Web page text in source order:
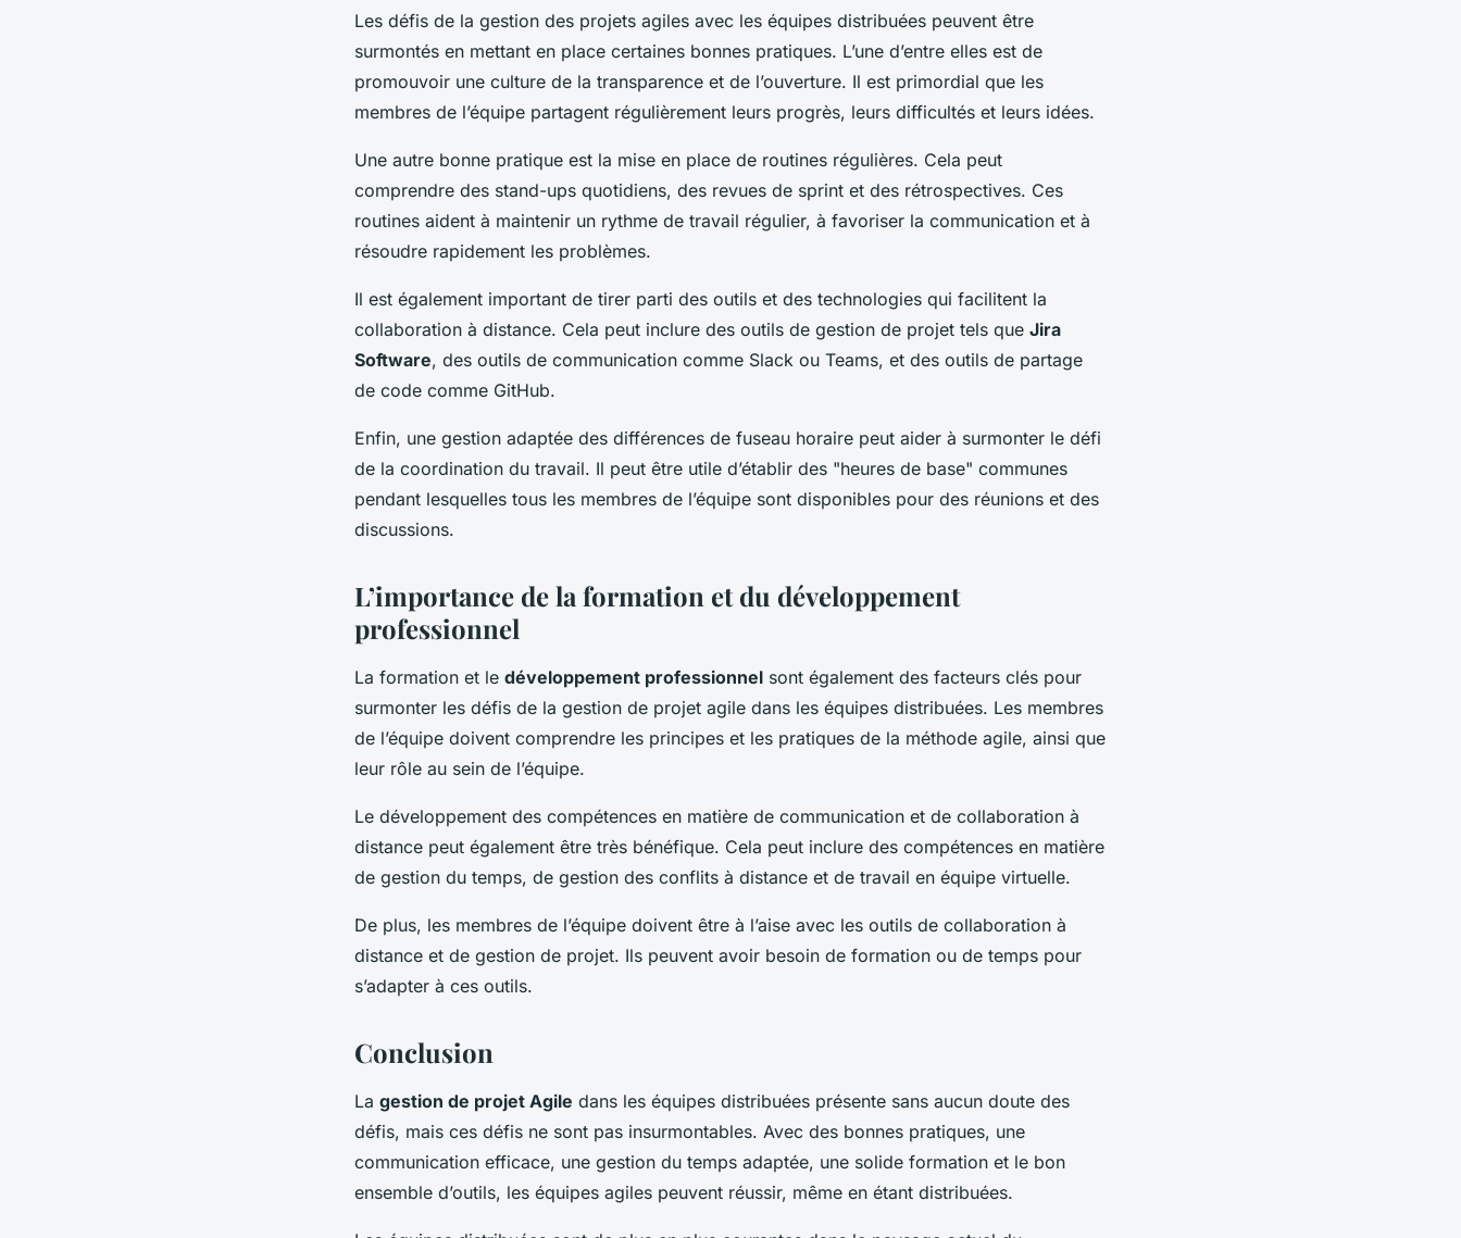
Les défis de la gestion des projets agiles avec les équipes distribuées peuvent être
surmontés en mettant en place certaines bonnes pratiques. L’une d’entre elles est de
promouvoir une culture de la transparence et de l’ouverture. Il est primordial que les
membres de l’équipe partagent régulièrement leurs progrès, leurs difficultés et leurs idées.
Une autre bonne pratique est la mise en place de routines régulières. Cela peut
comprendre des stand-ups quotidiens, des revues de sprint et des rétrospectives. Ces
routines aident à maintenir un rythme de travail régulier, à favoriser la communication et à
résoudre rapidement les problèmes.
Il est également important de tirer parti des outils et des technologies qui facilitent la
collaboration à distance. Cela peut inclure des outils de gestion de projet tels que Jira
Software, des outils de communication comme Slack ou Teams, et des outils de partage
de code comme GitHub.
Enfin, une gestion adaptée des différences de fuseau horaire peut aider à surmonter le défi
de la coordination du travail. Il peut être utile d’établir des "heures de base" communes
pendant lesquelles tous les membres de l’équipe sont disponibles pour des réunions et des
discussions.
L’importance de la formation et du développement
professionnel
La formation et le développement professionnel sont également des facteurs clés pour
surmonter les défis de la gestion de projet agile dans les équipes distribuées. Les membres
de l’équipe doivent comprendre les principes et les pratiques de la méthode agile, ainsi que
leur rôle au sein de l’équipe.
Le développement des compétences en matière de communication et de collaboration à
distance peut également être très bénéfique. Cela peut inclure des compétences en matière
de gestion du temps, de gestion des conflits à distance et de travail en équipe virtuelle.
De plus, les membres de l’équipe doivent être à l’aise avec les outils de collaboration à
distance et de gestion de projet. Ils peuvent avoir besoin de formation ou de temps pour
s’adapter à ces outils.
Conclusion
La gestion de projet Agile dans les équipes distribuées présente sans aucun doute des
défis, mais ces défis ne sont pas insurmontables. Avec des bonnes pratiques, une
communication efficace, une gestion du temps adaptée, une solide formation et le bon
ensemble d’outils, les équipes agiles peuvent réussir, même en étant distribuées.